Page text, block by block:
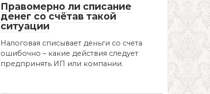
Правомерно ли списание
денег со счётав такой
ситуации
Налоговая списывает деньги со счета
ошибочно – какие действия следует
предпринять ИП или компании.